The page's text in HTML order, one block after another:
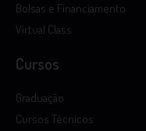
Bolsas e Financiamento
Virtual Class
Cursos
Graduação
Cursos Técnicos